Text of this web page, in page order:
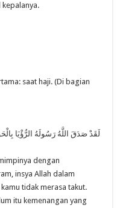
saat haji. (Di bagian
لَقَدْ صَدَقَ اللَّهُ رَسُولَهُ الرُّؤْيَا
dengan
insya Allah dalam
tidak merasa takut.
itu kemenangan yang